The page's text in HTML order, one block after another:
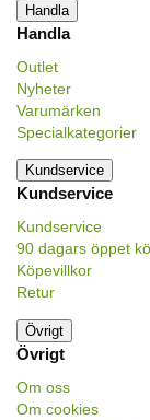
Handla
Handla
Outlet
Nyheter
Varumärken
Specialkategorier
Kundservice
Kundservice
Kundservice
90 dagars öppet
Köpevillkor
Retur
Övrigt
Övrigt
Om oss
Om cookies